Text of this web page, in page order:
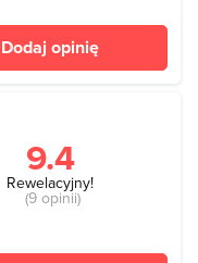
Dodaj opinię
9.4
Rewelacyjny!
(9 opinii)